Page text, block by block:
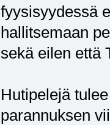
fyysisyydessä
hallitsemaan
sekä eilen että
Hutipelejä
parannuksen